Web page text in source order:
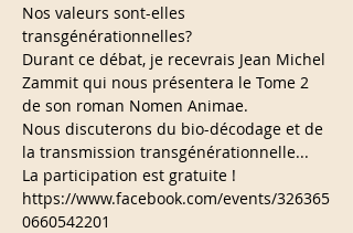
Nos valeurs sont-elles
transgénérationnelles?
Durant ce débat, je recevrais Jean Michel
Zammit qui nous présentera le Tome 2
de son roman Nomen Animae.
Nous discuterons du bio-décodage et de
la transmission transgénérationnelle...
La participation est gratuite !
https://www.facebook.com/events/326365
0660542201